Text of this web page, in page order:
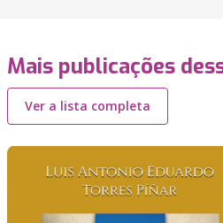
Mais publicações
Ver a lista completa